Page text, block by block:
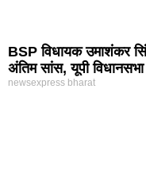
BSP विधायक उमाशंकर
अंतिम सांस, यूपी
newsexpress bharat